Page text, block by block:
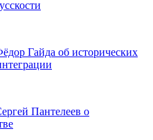
Гайда об исторических
Пантелеев о